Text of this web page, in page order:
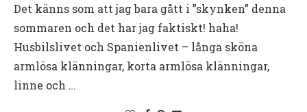
Det känns som att jag bara gått i ”skynken” denna
sommaren och det har jag faktiskt! haha!
Husbilslivet och Spanienlivet – långa sköna
armlösa klänningar, korta armlösa klänningar,
linne och …